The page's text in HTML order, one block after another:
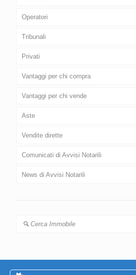
Operatori
Tribunali
Privati
Vantaggi per chi compra
Vantaggi per chi vende
Aste
Vendite dirette
Comunicati di Avvisi Notarili
News di Avvisi Notarili
Cerca Immobile